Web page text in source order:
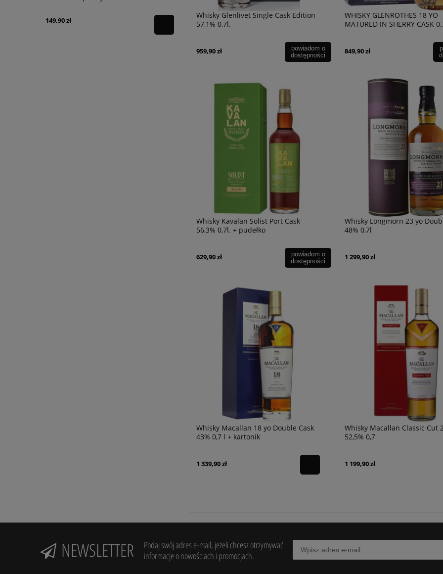
149,90 zł 119,90 zł 254,90 zł
Whisky Glenlivet Single Cask Edition
57,1% 0,7l.
959,90 zł
powiadom o
dostępności
WHISKY GLENROTHES 18 YO
MATURED IN SHERRY CASK
849,90 zł
Whisky Kavalan Solist Port Cask
56,3% 0,7l. + pudełko
629,90 zł
powiadom o
dostępności
Whisky Longmorn 23 yo
48% 0,7l
1 299,90 zł
Whisky Macallan 18 yo Double Cask
43% 0,7 l + kartonik
1 339,90 zł
Whisky Macallan Classic Cut
52,5% 0,7
1 199,90 zł
NEWSLETTER
Podaj swój adres e-mail, jeżeli chcesz otrzymywać
informacje o nowościach i promocjach.